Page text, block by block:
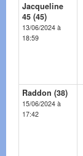
Jacqueline
45 (45)
13/06/2024 à
18:59
Raddon (38)
15/06/2024 à
17:42